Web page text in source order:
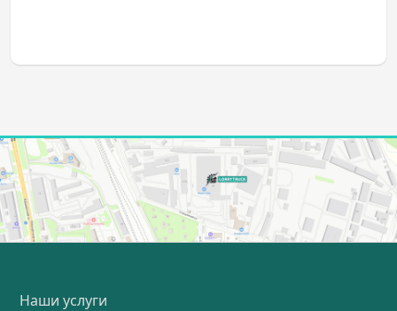
Наши услуги